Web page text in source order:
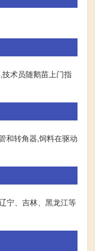
术员随鹅苗上门指
和转角器,饲料在驱动
宁、吉林、黑龙江等